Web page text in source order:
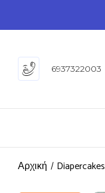
6937322003
Αρχική